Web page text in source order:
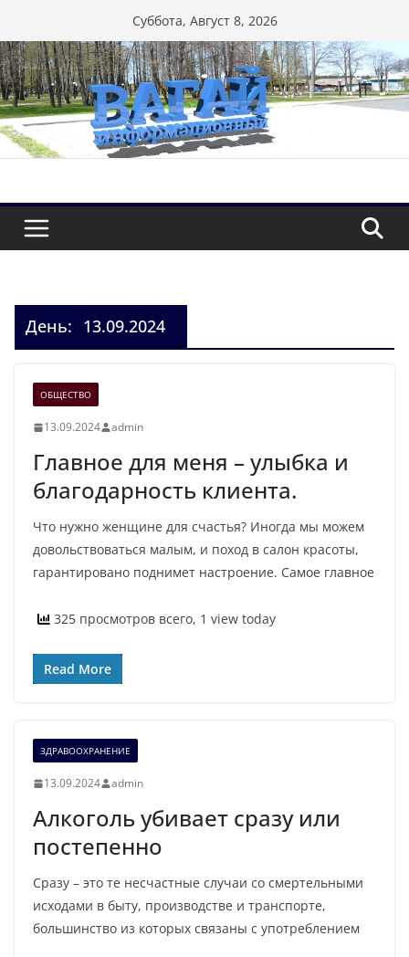
к
содержимому
Суббота, Август 8, 2026
День: 13.09.2024
ОБЩЕСТВО
13.09.2024 admin
Главное для меня – улыбка и
благодарность клиента.
Что нужно женщине для счастья? Иногда мы можем
довольствоваться малым, и поход в салон красоты,
гарантировано поднимет настроение. Самое главное
325 просмотров всего, 1 view today
Read More
ЗДРАВООХРАНЕНИЕ
13.09.2024 admin
Алкоголь убивает сразу или
постепенно
Сразу – это те несчастные случаи со смертельными
исходами в быту, производстве и транспорте,
большинство из которых связаны с употреблением